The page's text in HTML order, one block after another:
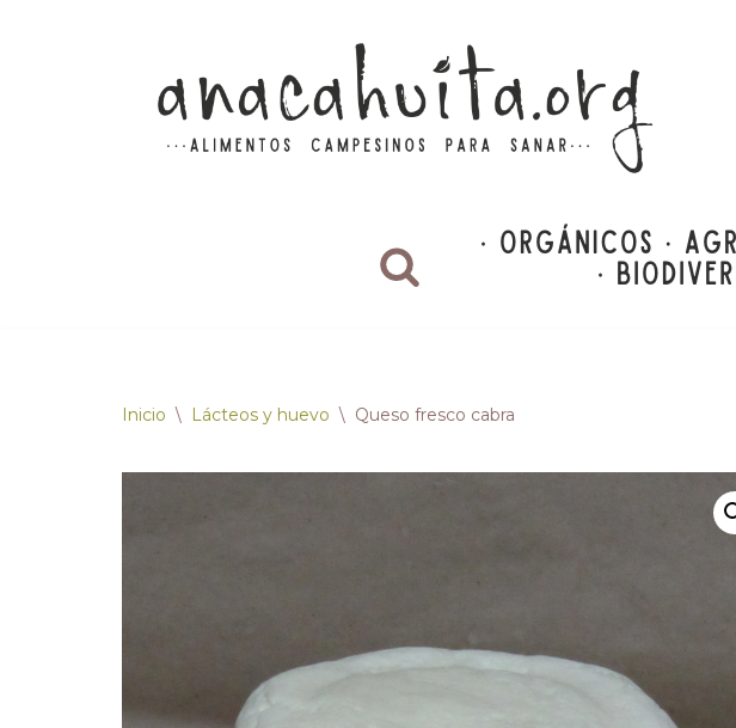
Inicio \ Lácteos y huevo \ Queso fresco cabra